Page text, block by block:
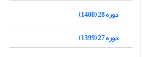
دوره 28 (1400)
دوره 27 (1399)